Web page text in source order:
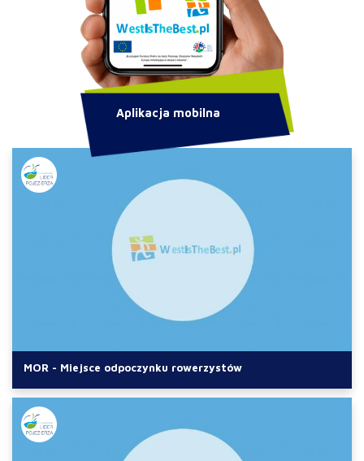
MOR - Miejsce odpoczynku rowerzystów
Aplikacja mobilna